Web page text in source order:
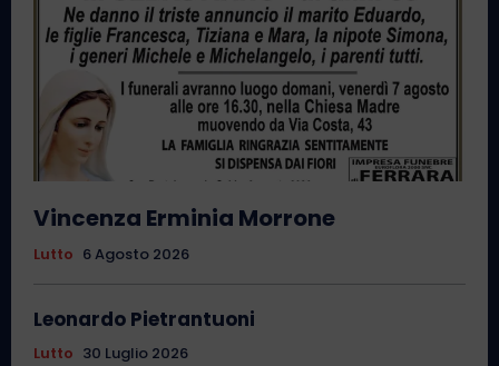
Vincenza Erminia Morrone
Lutto 6 Agosto 2026
Leonardo Pietrantuoni
Lutto 30 Luglio 2026